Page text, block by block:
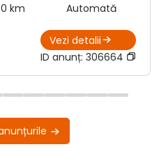
km Automată
Vezi detalii
ID anunț: 306664